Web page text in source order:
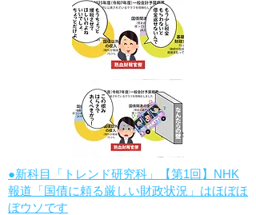
●新科目「トレンド研究科」【第1回】NHK
報道「国債に頼る厳しい財政状況」はほぼほ
ぼウソです